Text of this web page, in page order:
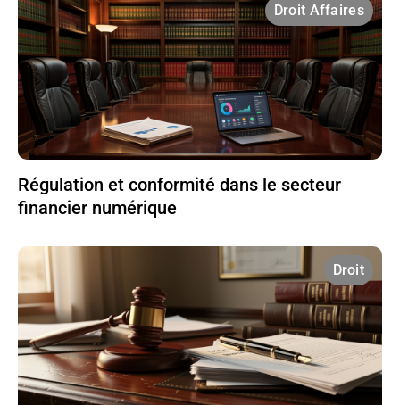
Droit Affaires
Régulation et conformité dans le secteur
financier numérique
Droit